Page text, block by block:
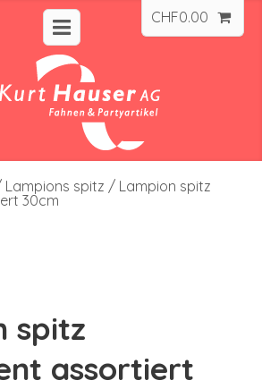
CHF0.00
Lampions spitz / Lampion spitz
30cm
spitz
assortiert